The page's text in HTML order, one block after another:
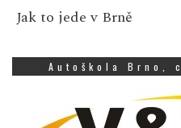
Jak to jede v Brně
Autoškola Brno,